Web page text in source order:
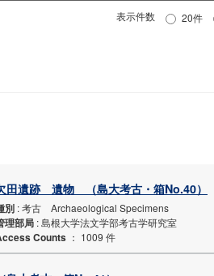
表示件数 20件
田遺跡 遺物 （島大考古・箱No.40）
別 : 考古 Archaeological Specimens
理部局 : 島根大学法文学部考古学研究室
Counts ： 1009 件